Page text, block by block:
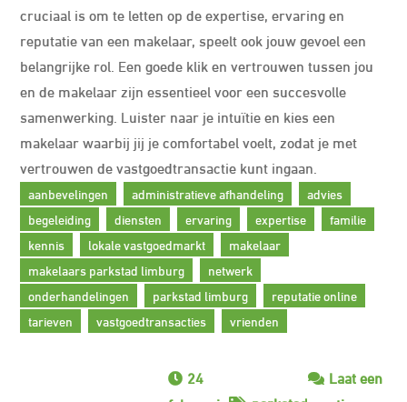
cruciaal is om te letten op de expertise, ervaring en
reputatie van een makelaar, speelt ook jouw gevoel een
belangrijke rol. Een goede klik en vertrouwen tussen jou
en de makelaar zijn essentieel voor een succesvolle
samenwerking. Luister naar je intuïtie en kies een
makelaar waarbij jij je comfortabel voelt, zodat je met
vertrouwen de vastgoedtransactie kunt ingaan.
aanbevelingen administratieve afhandeling
advies
begeleiding
diensten ervaring expertise
familie
kennis
lokale vastgoedmarkt
makelaar
makelaars parkstad limburg
netwerk
onderhandelingen
parkstad limburg
reputatie online
tarieven
vastgoedtransacties vrienden
24
Laat een